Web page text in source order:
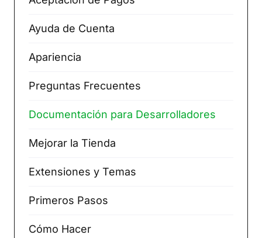
Ayuda de Cuenta
Apariencia
Preguntas Frecuentes
Documentación para Desarrolladores
Mejorar la Tienda
Extensiones y Temas
Primeros Pasos
Cómo Hacer